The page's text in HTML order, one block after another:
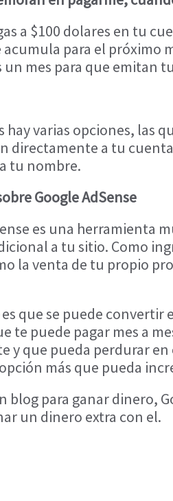
a $100 dolares en tu
acumula para el próximo
un mes para que emitan
hay varias opciones, las
directamente a tu
tu nombre.
Google AdSense
es una herramienta
a tu sitio. Como
la venta de tu propio
es que se puede
te puede pagar mes a
y que pueda perdurar en
más que pueda
blog para ganar dinero,
un dinero extra con el.